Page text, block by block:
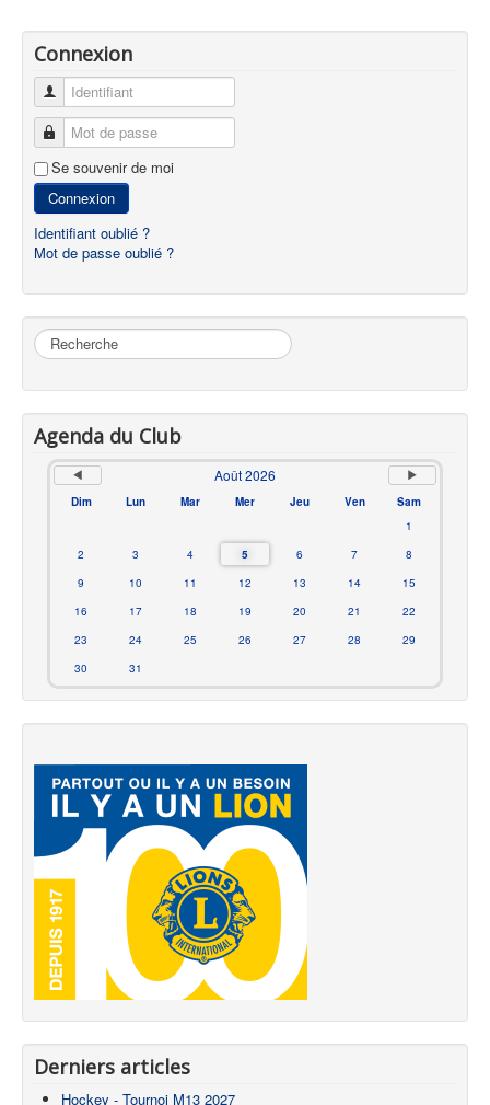
Connexion
Identifiant
Mot de passe
Se souvenir de moi
Connexion
Identifiant oublié ?
Mot de passe oublié ?
Rechercher
Agenda du Club
Août 2026
Dim Lun Mar Mer Jeu Ven
Sam
1
2
3 4 5 6 7
8
9
10 11 12 13 14
15
16
17 18 19 20 21
22
23
24 25 26 27 28
29
30
31
Derniers articles
Hockey - Tournoi M13 2027